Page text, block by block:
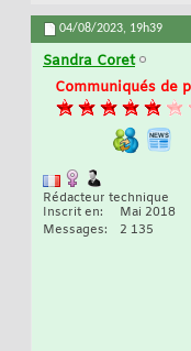
04/08/2023, 19h39
Sandra Coret
Communiqués de
Rédacteur technique
Inscrit en
Mai 2018
Messages
2 135